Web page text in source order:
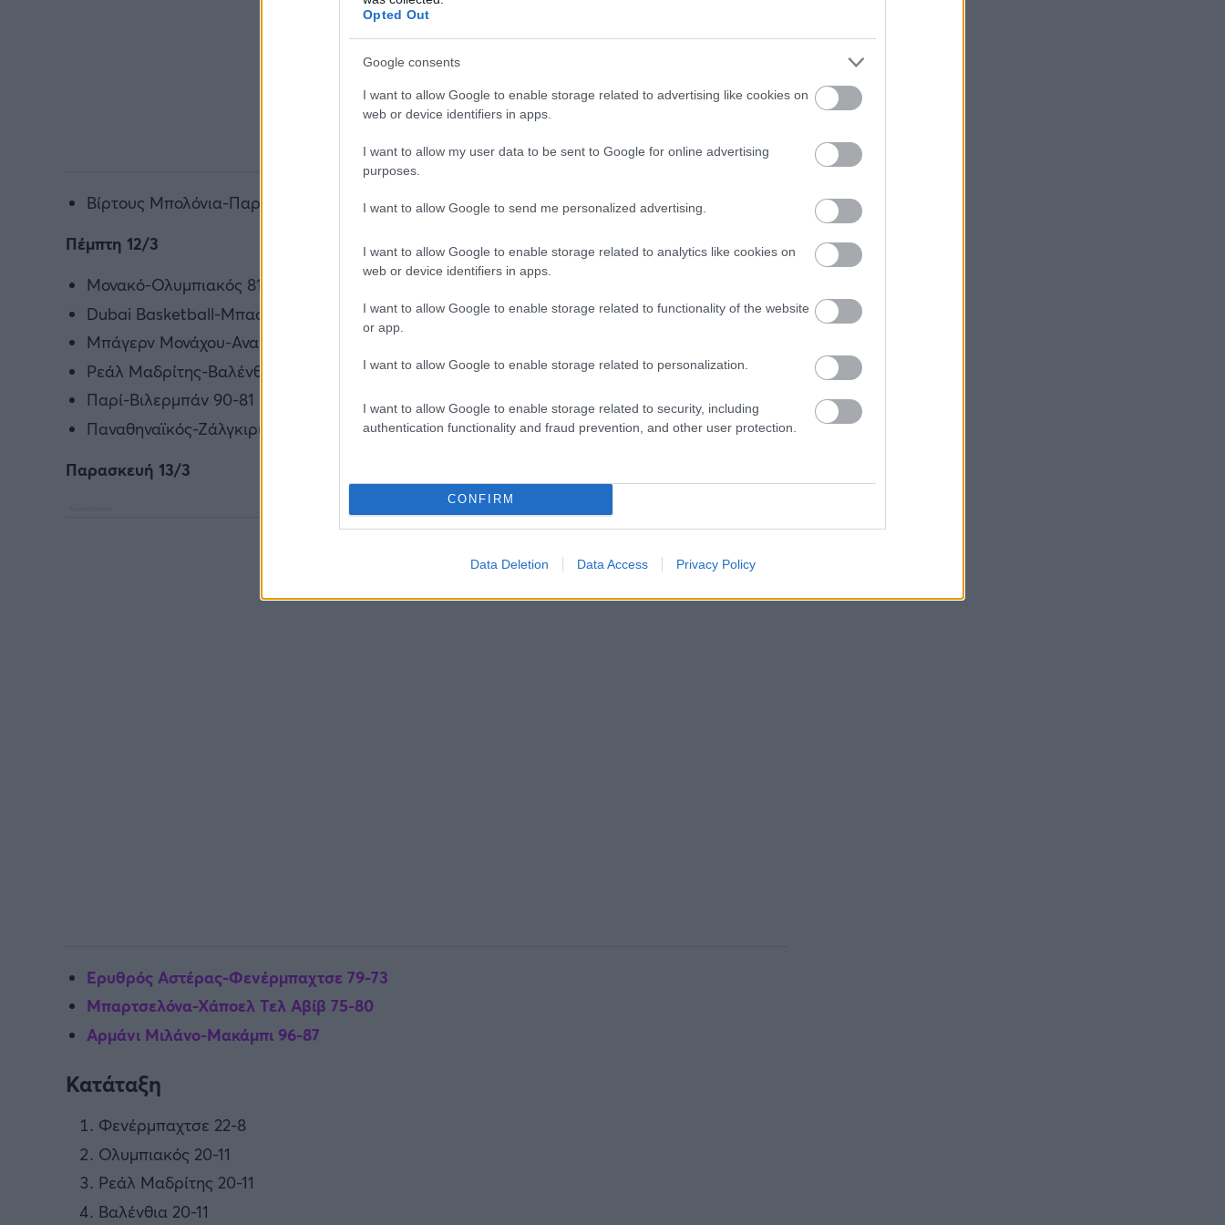
Opted Out
Google consents
I want to allow Google to enable storage related to advertising like cookies on
web or device identifiers in apps.
I want to allow my user data to be sent to Google for online advertising
purposes.
I want to allow Google to send me personalized advertising.
I want to allow Google to enable storage related to analytics like cookies on
web or device identifiers in apps.
I want to allow Google to enable storage related to functionality of the website
or app.
I want to allow Google to enable storage related to personalization.
I want to allow Google to enable storage related to security, including
authentication functionality and fraud prevention, and other user protection.
CONFIRM
Data Deletion Data Access Privacy Policy
Βίρτους Μπολόνια-Παρτίζαν 82-88
Πέμπτη 12/3
Μονακό-Ολυμπιακός 81-80
Dubai Basketball-Μπασκόνια 100-94
Μπάγερν Μονάχου-Αναντολού Εφές 80-81
Ρεάλ Μαδρίτης-Βαλένθια 96-79
Παρί-Βιλερμπάν 90-81
Παναθηναϊκός-Ζάλγκιρις Κάουνας 92-88
Παρασκευή 13/3
Ερυθρός Αστέρας-Φενέρμπαχτσε 79-73
Μπαρτσελόνα-Χάποελ Τελ Αβίβ 75-80
Αρμάνι Μιλάνο-Μακάμπι 96-87
Κατάταξη
Φενέρμπαχτσε 22-8
Ολυμπιακός 20-11
Ρεάλ Μαδρίτης 20-11
Βαλένθια 20-11